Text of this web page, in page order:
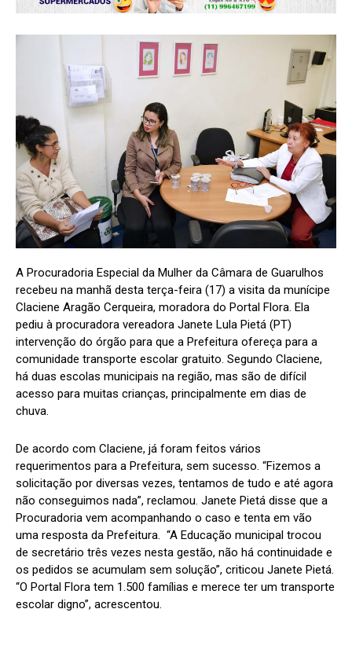
A Procuradoria Especial da Mulher da Câmara de Guarulhos
recebeu na manhã desta terça-feira (17) a visita da munícipe
Claciene Aragão Cerqueira, moradora do Portal Flora. Ela
pediu à procuradora vereadora Janete Lula Pietá (PT)
intervenção do órgão para que a Prefeitura ofereça para a
comunidade transporte escolar gratuito. Segundo Claciene,
há duas escolas municipais na região, mas são de difícil
acesso para muitas crianças, principalmente em dias de
chuva.
De acordo com Claciene, já foram feitos vários
requerimentos para a Prefeitura, sem sucesso. “Fizemos a
solicitação por diversas vezes, tentamos de tudo e até agora
não conseguimos nada”, reclamou. Janete Pietá disse que a
Procuradoria vem acompanhando o caso e tenta em vão
uma resposta da Prefeitura. “A Educação municipal trocou
de secretário três vezes nesta gestão, não há continuidade e
os pedidos se acumulam sem solução”, criticou Janete Pietá.
“O Portal Flora tem 1.500 famílias e merece ter um transporte
escolar digno”, acrescentou.